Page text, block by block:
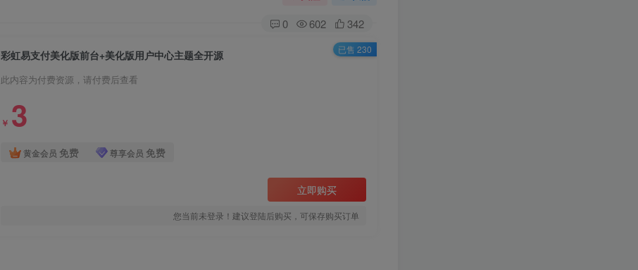
0 602 342
彩虹易支付美化版前台+美化版用户中心主题全开源
此内容为付费资源，请付费后查看
￥ 3
黄金会员 免费 尊享会员 免费
立即购买
您当前未登录！建议登陆后购买，可保存购买订单
已售 230